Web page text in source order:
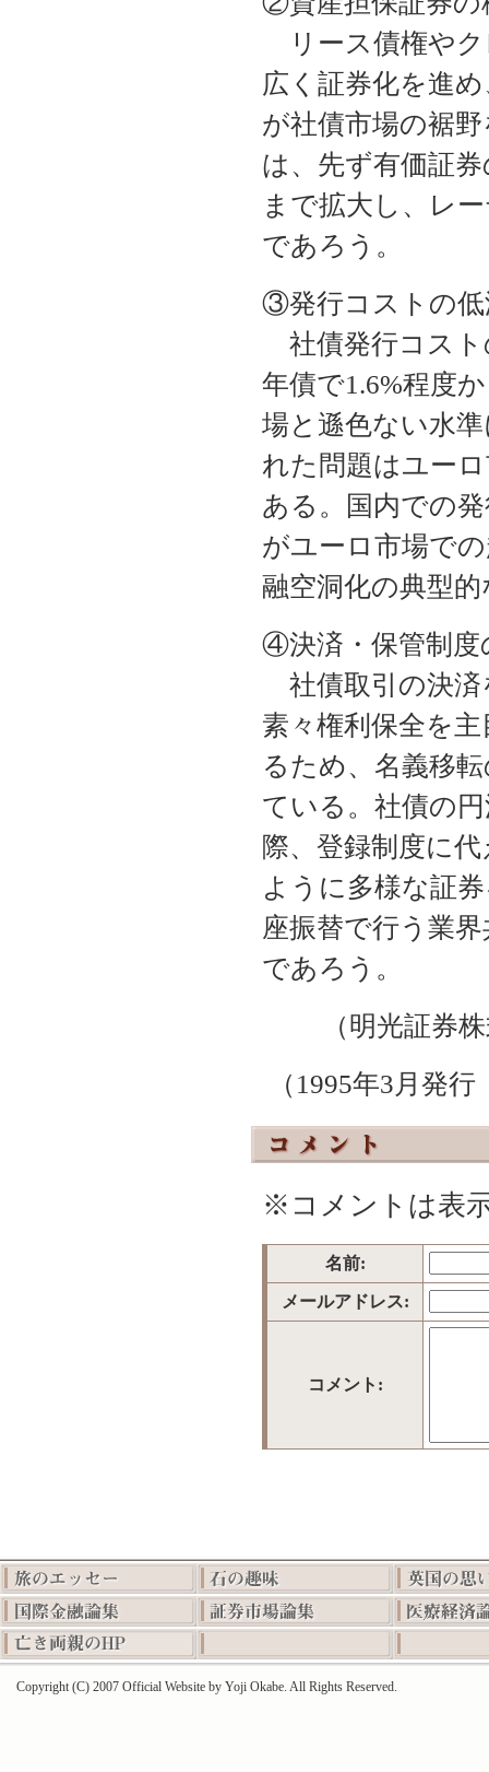
リース債権やク
広く証券化を進
が社債市場の裾
は、先ず有価証
まで拡大し、レ
であろう。
③発行コストの低
社債発行コスト
年債で1.6%程度
場と遜色ない水
れた問題はユー
ある。国内での
がユーロ市場で
融空洞化の典型
④決済・保管制度
社債取引の決済
素々権利保全を
るため、名義移
ている。社債の
際、登録制度に
ように多様な証
座振替で行う業
であろう。
（明光証券
（1995年3月発
※コメントは表
名前:
メールアドレス:
コメント:
Copyright (C) 2007 Official Website by Yoji Okabe. All Rights Reserved.